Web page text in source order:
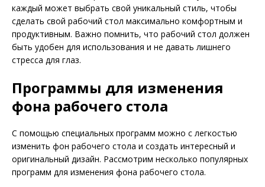
каждый может выбрать свой уникальный стиль, чтобы
сделать свой рабочий стол максимально комфортным и
продуктивным. Важно помнить, что рабочий стол должен
быть удобен для использования и не давать лишнего
стресса для глаз.
Программы для изменения
фона рабочего стола
С помощью специальных программ можно с легкостью
изменить фон рабочего стола и создать интересный и
оригинальный дизайн. Рассмотрим несколько популярных
программ для изменения фона рабочего стола.